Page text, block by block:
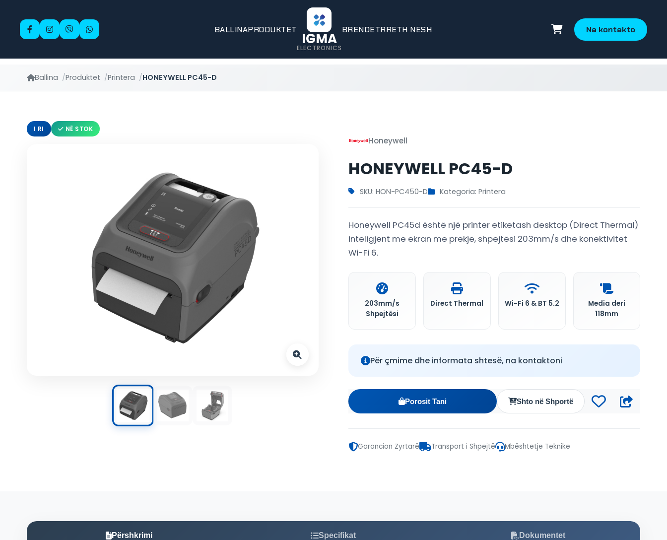
BALLINAPRODUKTET
IGMA
ELECTRONICS
BRENDETRRETH NESH Na kontakto
Ballina Produktet Printera HONEYWELL PC45-D
I RI NË STOK
Honeywell
HONEYWELL PC45-D
SKU: HON-PC450-D Kategoria: Printera
Honeywell PC45d është një printer etiketash desktop (Direct Thermal)
inteligjent me ekran me prekje, shpejtësi 203mm/s dhe konektivitet
Wi-Fi 6.
203mm/s
Shpejtësi
Direct Thermal Wi-Fi 6 & BT 5.2
Media deri
118mm
Për çmime dhe informata shtesë, na kontaktoni
Porosit Tani Shto në Shportë
Garancion Zyrtarë Transport i Shpejtë Mbështetje Teknike
Përshkrimi Specifikat Dokumentet